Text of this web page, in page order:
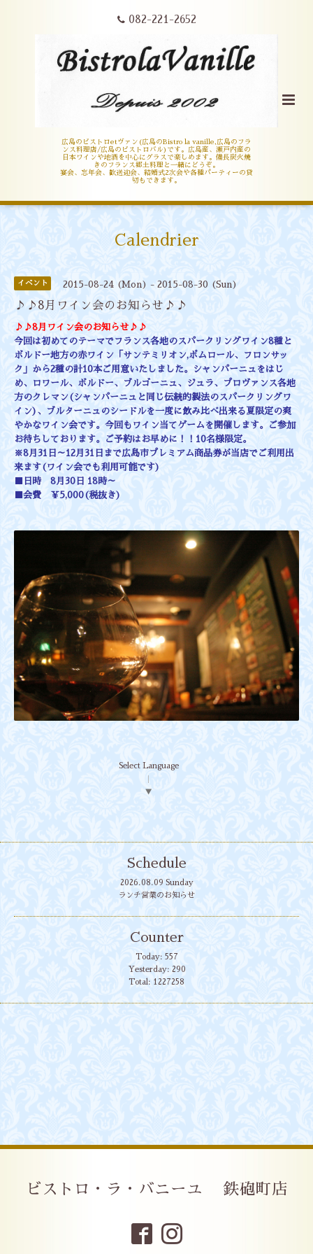
082-221-2652
広島のビストロetヴァン(広島のBistro la vanille,広島のフラ
ンス料理店/広島のビストロバル)です。広島産、瀬戸内産の
日本ワインや地酒を中心にグラスで楽しめます。備長炭火焼
きのフランス郷土料理と一緒にどうぞ。
宴会、忘年会、歓送迎会、結婚式2次会や各種パーティーの貸
切もできます。
Calendrier
イベント 2015-08-24 (Mon) - 2015-08-30 (Sun)
♪♪8月ワイン会のお知らせ♪♪
♪♪8月ワイン会のお知らせ♪♪
今回は初めてのテーマでフランス各地のスパークリングワイン8種と
ボルドー地方の赤ワイン「サンテミリオン,ポムロール、フロンサッ
ク」から2種の計10本ご用意いたしました。シャンパーニュ をはじ
め、ロワール、ボルドー、ブルゴーニュ、ジュラ、プロヴァンス各地
方のクレマン(シャンパーニュと同じ伝統的製法のスパークリングワ
イン)、ブルターニュのシードルを一度に飲み比べ出来る夏限定の爽
やかなワイン会です。今回もワイン当てゲームを開催します。ご参加
お待ちしております。
ご予約はお早めに！！10名様限定。
※8月31日～12月31日まで広島市プレミアム商品券が当店でご利用出
来ます(ワイン会でも利用可能です)
■日時 8月30日 18時～
■会費 ￥5,000(税抜き)
Select Language
▼
Schedule
2026.08.09 Sunday
ランチ営業のお知らせ
Counter
Today: 557
Yesterday: 290
Total: 1227258
ビストロ・ラ・バニーユ 鉄砲町店